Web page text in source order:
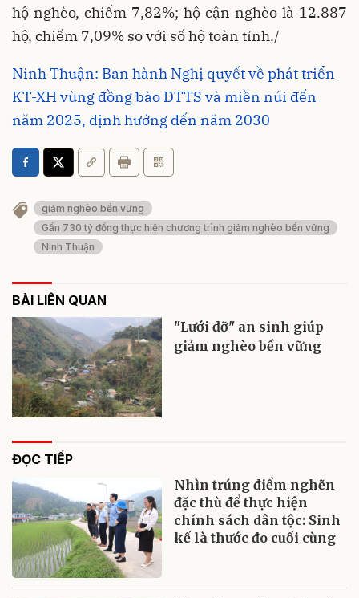
hộ nghèo, chiếm 7,82%; hộ cận nghèo là 12.887
hộ, chiếm 7,09% so với số hộ toàn tỉnh./
Ninh Thuận: Ban hành Nghị quyết về phát triển
KT-XH vùng đồng bào DTTS và miền núi đến
năm 2025, định hướng đến năm 2030
giảm nghèo bền vững
Gần 730 tỷ đồng thực hiện chương trình giảm nghèo bền vững
Ninh Thuận
BÀI LIÊN QUAN
"Lưới đỡ" an sinh giúp
giảm nghèo bền vững
ĐỌC TIẾP
Nhìn trúng điểm nghẽn
đặc thù để thực hiện
chính sách dân tộc: Sinh
kế là thước đo cuối cùng